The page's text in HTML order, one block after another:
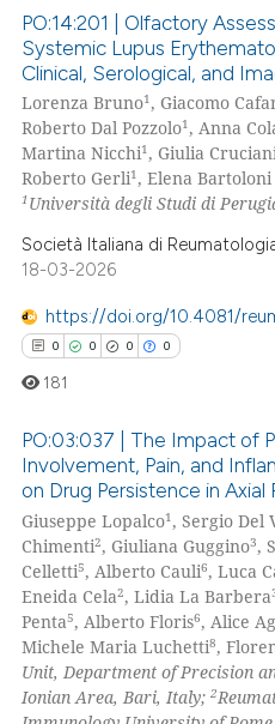
Citing Publications
Supporting
Mentioning
Contrasting
how this article has been
atscite.ai
shows how a scientific paper
cited by providing the
of the citation, a
describing whether
mentions, or contrasts
claim, and a label
in which section the
was made.
PO:14:201 | Olfactory
Systemic Lupus
Clinical, Serological, and
Lorenza Bruno1 , Giacomo
Roberto Dal Pozzolo1 , Anna
Martina Nicchi1 , Giulia
Roberto Gerli1 , Elena Bartoloni
1 Università degli Studi di
Società Italiana di
18-03-2026
https://doi.org/10.4081/
0 0 0 0
Citing Publications
Supporting
Mentioning
Contrasting
181
PO:03:037 | The Impact of
Involvement, Pain, and
on Drug Persistence in Axial
Giuseppe Lopalco1 , Sergio Del
Chimenti2, Giuliana Guggino3,
Celletti5, Alberto Cauli6, Luca
Eneida Cela2, Lidia La Barbera
Penta5, Alberto Floris6, Alice
Michele Maria Luchetti8,
Unit, Department of Precision
Ionian Area, Bari, Italy;2